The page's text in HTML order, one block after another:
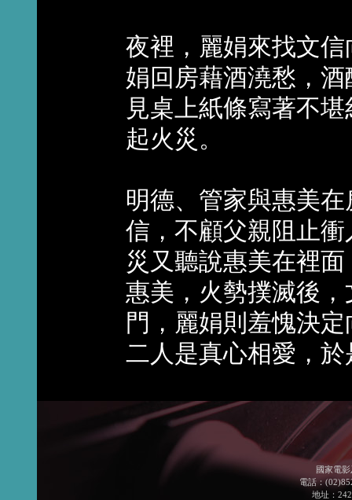
夜裡，麗娟來找文
娟回房藉酒澆愁，
見桌上紙條寫著不
起火災。
明德、管家與惠美
信，不顧父親阻止
災又聽說惠美在裡
惠美，火勢撲滅後
門，麗娟則羞愧決
二人是真心相愛，
國家電
電話：
地址：